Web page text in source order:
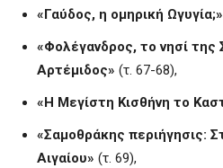
«Γαύδος, η ομηρική Ωγυγία;»
«Φολέγανδρος, το νησί
Αρτέμιδος» (τ. 67-68),
«Η Μεγίστη Κισθήνη το
«Σαμοθράκης περιήγησις:
Αιγαίου» (τ. 69),